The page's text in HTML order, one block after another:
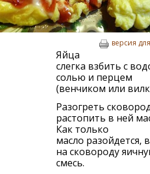
версия
Яйца
слегка взбить с
солью и перцем
(венчиком или
Разогреть
растопить в ней
Как только
масло разойдется,
на сковороду
смесь.